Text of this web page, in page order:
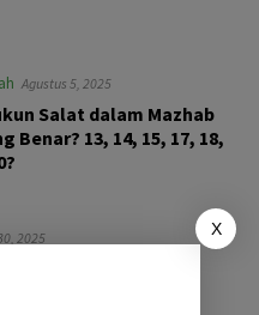
Agustus 5, 2025
Salat dalam Mazhab
Benar? 13, 14, 15, 17, 18,
2025 X